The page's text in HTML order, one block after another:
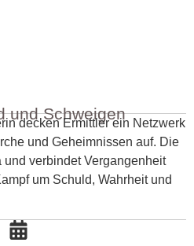
und Schweigen
decken Ermittler ein Netzwerk
und Geheimnissen auf. Die
verbindet Vergangenheit
um Schuld, Wahrheit und